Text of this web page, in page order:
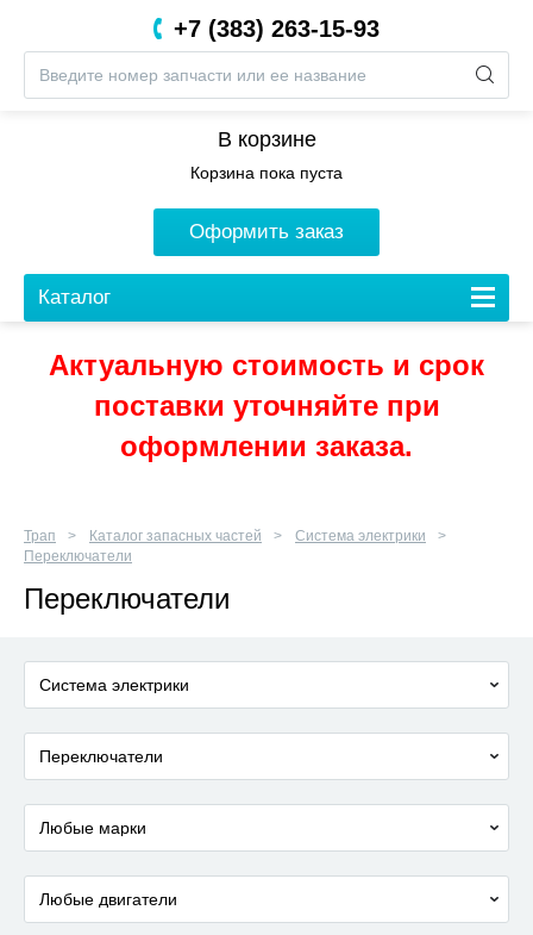
8 (800) 201-05-06
+7 (383) 263-15-93
В корзине
Корзина пока пуста
Оформить заказ
Каталог
Актуальную стоимость и срок
поставки уточняйте при
оформлении заказа.
Трап Каталог запасных частей
Система электрики
Переключатели
Переключатели